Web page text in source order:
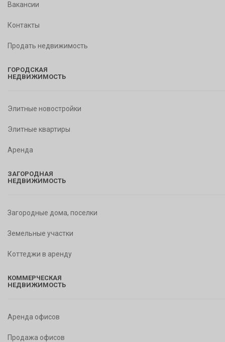
Вакансии
Контакты
Продать недвижимость
ГОРОДСКАЯ
НЕДВИЖИМОСТЬ
Элитные новостройки
Элитные квартиры
Аренда
ЗАГОРОДНАЯ
НЕДВИЖИМОСТЬ
Загородные дома, поселки
Земельные участки
Коттеджи в аренду
КОММЕРЧЕСКАЯ
НЕДВИЖИМОСТЬ
Аренда офисов
Продажа офисов